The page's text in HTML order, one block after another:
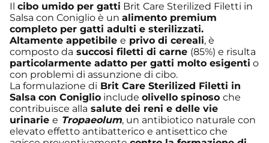
Il cibo umido per gatti Brit Care Sterilized Filetti in
Salsa con Coniglio è un alimento premium
completo per gatti adulti e sterilizzati.
Altamente appetibile e privo di cereali, è
composto da succosi filetti di carne (85%) e risulta
particolarmente adatto per gatti molto esigenti o
con problemi di assunzione di cibo.
La formulazione di Brit Care Sterilized Filetti in
Salsa con Coniglio include olivello spinoso che
contribuisce alla salute dei reni e delle vie
urinarie e Tropaeolum, un antibiotico naturale con
elevato effetto antibatterico e antisettico che